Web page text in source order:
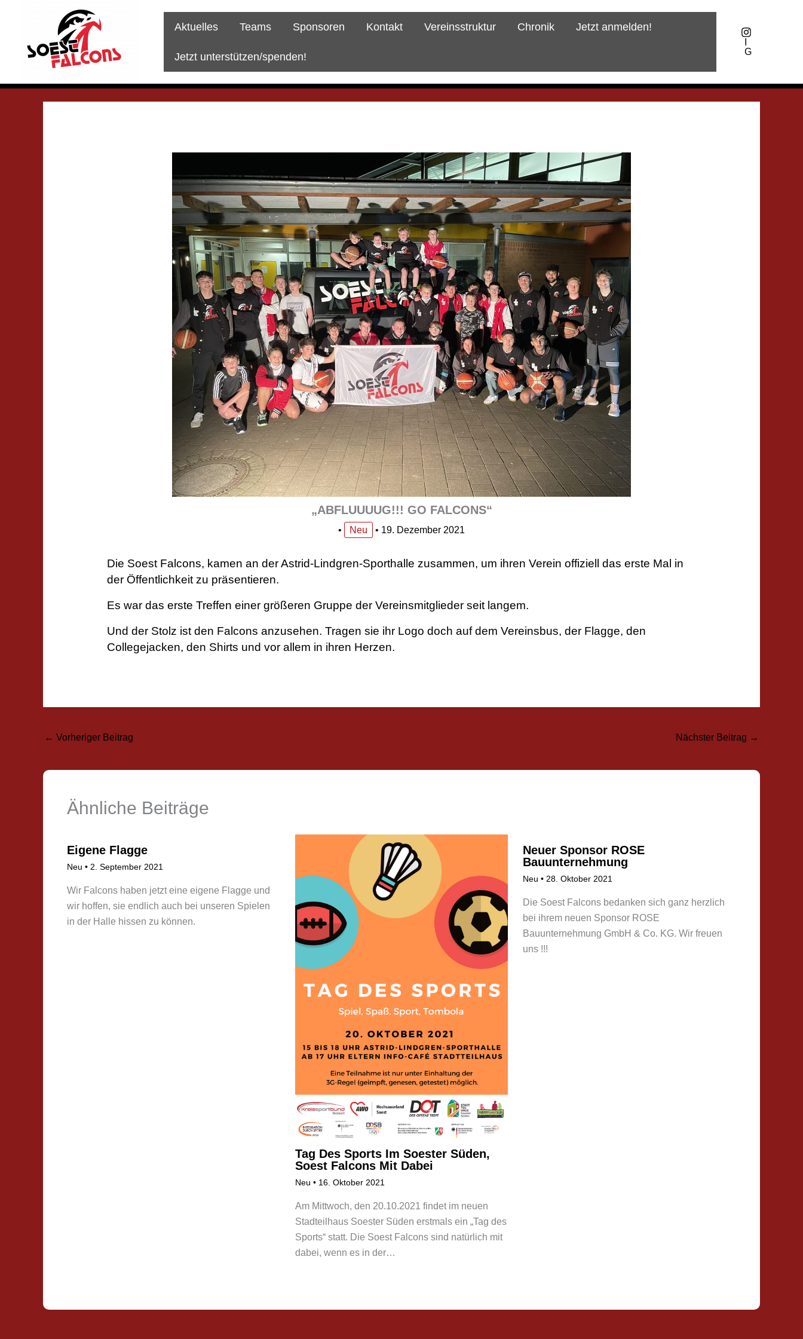
Aktuelles Teams Sponsoren Kontakt Vereinsstruktur Chronik Jetzt anmelden!
Jetzt unterstützen/spenden!
G
„ABFLUUUUG!!! GO FALCONS“
• Neu • 19. Dezember 2021
Die Soest Falcons, kamen an der Astrid-Lindgren-Sporthalle zusammen, um ihren Verein offiziell das erste Mal in
der Öffentlichkeit zu präsentieren.
Es war das erste Treffen einer größeren Gruppe der Vereinsmitglieder seit langem.
Und der Stolz ist den Falcons anzusehen. Tragen sie ihr Logo doch auf dem Vereinsbus, der Flagge, den
Collegejacken, den Shirts und vor allem in ihren Herzen.
← Vorheriger Beitrag Nächster Beitrag →
Ähnliche Beiträge
Eigene Flagge
Neu • 2. September 2021
Wir Falcons haben jetzt eine eigene Flagge und
wir hoffen, sie endlich auch bei unseren Spielen
in der Halle hissen zu können.
Tag Des Sports Im Soester Süden,
Soest Falcons Mit Dabei
Neu • 16. Oktober 2021
Am Mittwoch, den 20.10.2021 findet im neuen
Stadteilhaus Soester Süden erstmals ein „Tag des
Sports“ statt. Die Soest Falcons sind natürlich mit
dabei, wenn es in der…
Neuer Sponsor ROSE
Bauunternehmung
Neu •28. Oktober 2021
Die Soest Falcons bedanken sich ganz herzlich
bei ihrem neuen Sponsor ROSE
Bauunternehmung GmbH & Co. KG. Wir freuen
uns !!!